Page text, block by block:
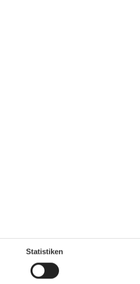
zu machen, typischerweise
Statistiken